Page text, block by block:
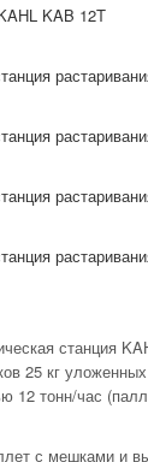
KAB 12T
станция
25 кг
12 тонн/час
с мешками и